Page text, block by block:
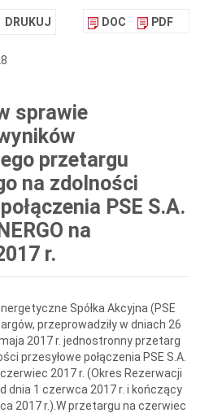
DRUKUJ DOC PDF
sprawie
przetargu
na zdolności
PSE S.A.
na
r.
Spółka Akcyjna (PSE
przeprowadziły w dniach 26
2017 r. jednostronny przetarg
przesyłowe połączenia PSE S.A.
czerwiec 2017 r. (Okres Rezerwacji
dnia 1 czerwca 2017 r. i kończący
2017 r.).W przetargu na czerwiec